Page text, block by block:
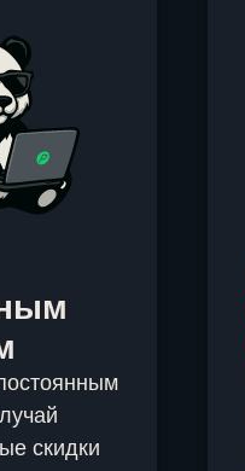
скидки